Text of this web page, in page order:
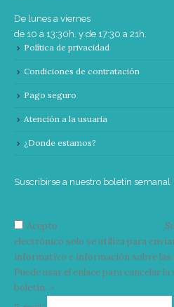
De lunes a viernes
de 10 a 13:30h. y de 17:30 a 21h.
Política de privacidad
Condiciones de contratación
Pago seguro
Atención a la usuaria
¿Donde estamos?
Suscribirse a nuestro boletín semanal
Acepto
electrónico solo se utiliza para
informativo e información sobre las
Puede usar el enlace para cancelar
boletín. >